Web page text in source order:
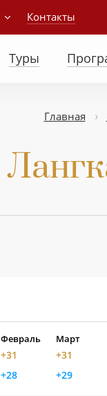
Контакты
Туры
Главная
Февраль Март
+31 +31
+28 +29